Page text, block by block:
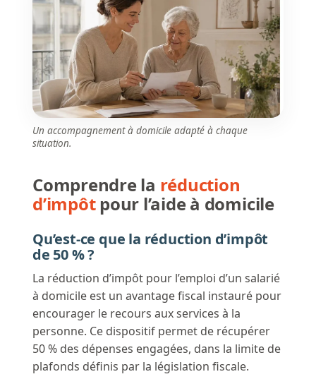
Un accompagnement à domicile adapté à chaque
situation.
Comprendre la réduction
d’impôtpour l’aide à domicile
Qu’est-ce que la réduction d’impôt
de 50 % ?
La réduction d’impôt pour l’emploi d’un salarié
à domicile est un avantage fiscal instauré pour
encourager le recours aux services à la
personne. Ce dispositif permet de récupérer
50 % des dépenses engagées, dans la limite de
plafonds définis par la législation fiscale.